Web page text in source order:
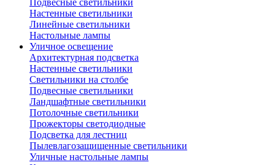
Подвесные светильники
Настенные светильники
Линейные светильники
Настольные лампы
Уличное освещение
Архитектурная подсветка
Настенные светильники
Светильники на столбе
Подвесные светильники
Ландшафтные светильники
Потолочные светильники
Прожекторы светодиодные
Подсветка для лестниц
Пылевлагозащищенные светильники
Уличные настольные лампы